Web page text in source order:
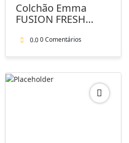
through
1
449,00 €
Colchão Emma
FUSION FRESH
ALMOFADA
0.00 Comentários